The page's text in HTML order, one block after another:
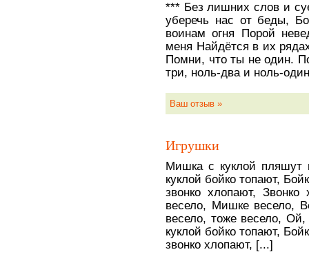
*** Без лишних слов и
уберечь нас от беды,
воинам огня Порой
меня Найдётся в их
Помни, что ты не один.
три, ноль-два и ноль-
Ваш отзыв »
Игрушки
Мишка с куклой пляшут
куклой бойко топают,
звонко хлопают,
весело, Мишке весело,
весело, тоже весело,
куклой бойко топают,
звонко хлопают, [...]